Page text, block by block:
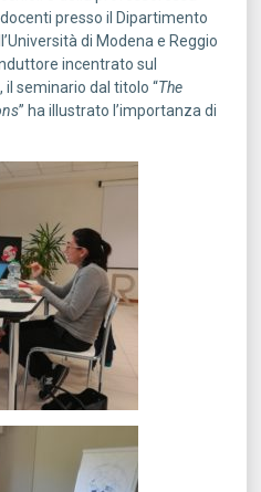
presso il Dipartimento
di Modena e Reggio
incentrato sul
seminario dal titolo “The
” ha illustrato l’importanza di